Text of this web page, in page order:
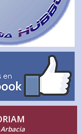
Arbacia